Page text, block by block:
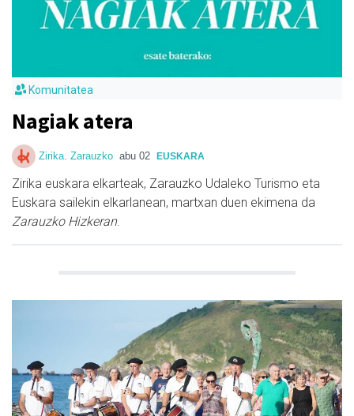
Komunitatea
Nagiak atera
Zirika. Zarauzko abu 02 EUSKARA
Zirika euskara elkarteak, Zarauzko Udaleko Turismo eta
Euskara sailekin elkarlanean, martxan duen ekimena da
Zarauzko Hizkeran.